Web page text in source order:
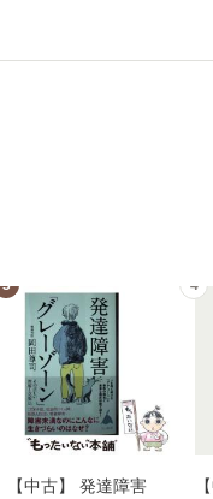
3
【中古】 発達障害
4